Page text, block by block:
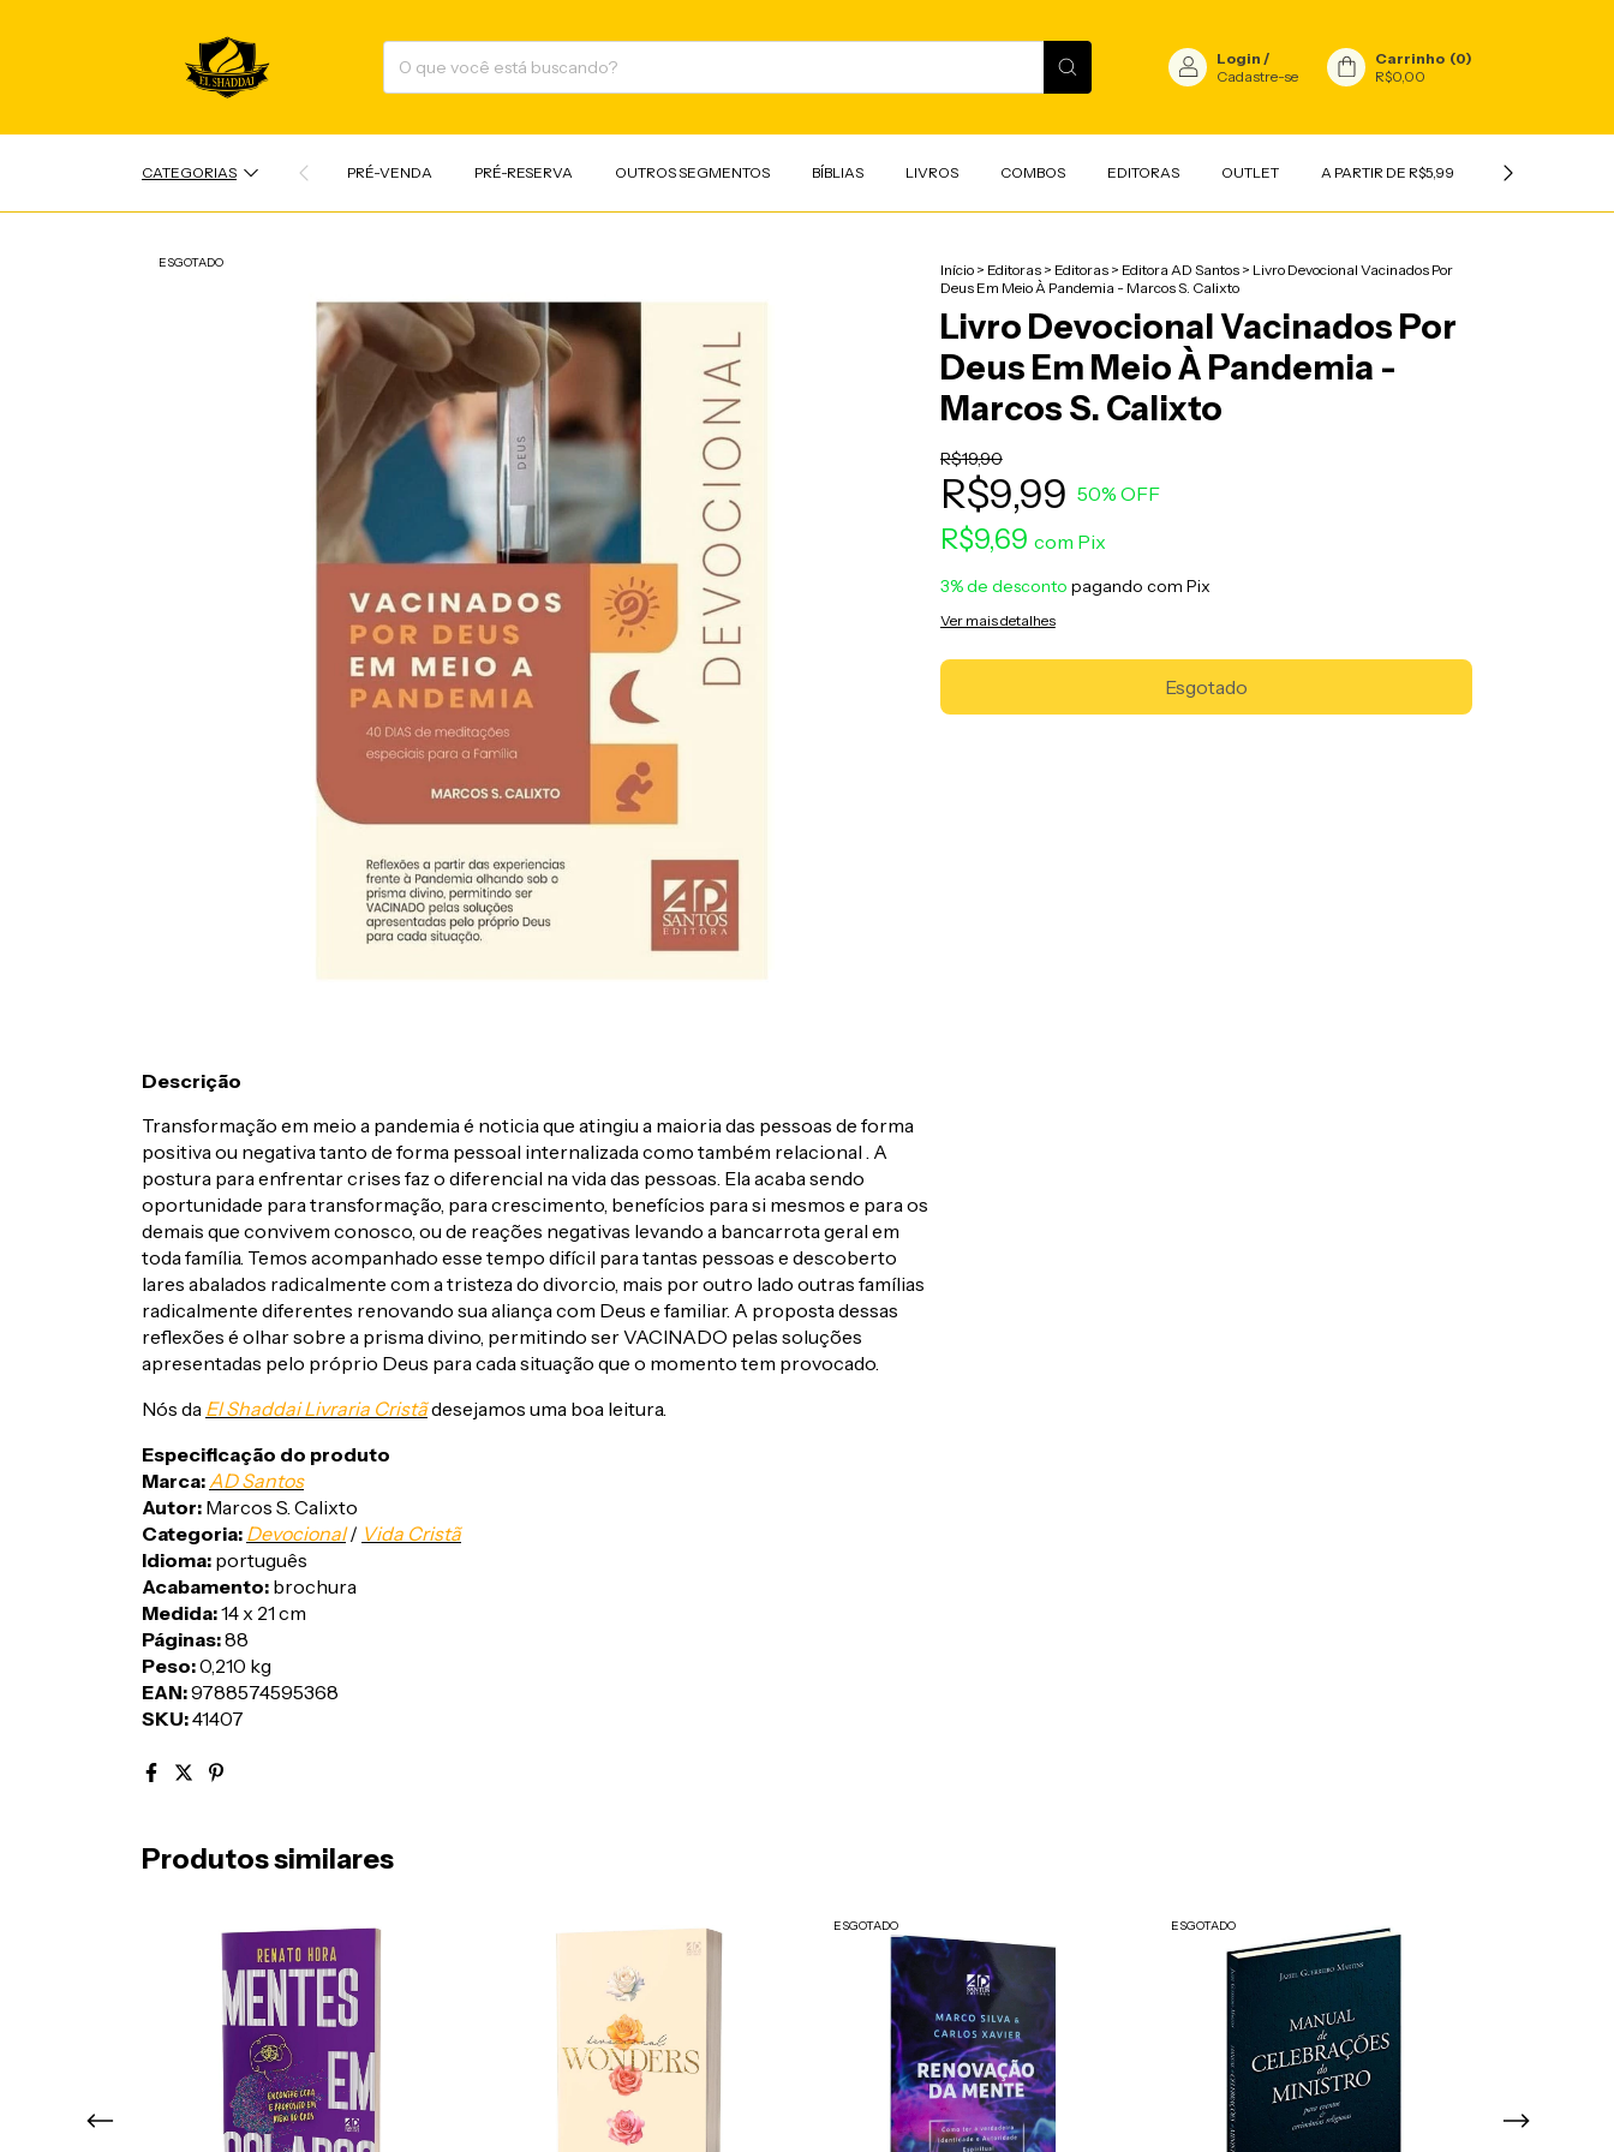
Login /
Cadastre-se
Carrinho (0)
R$0,00
CATEGORIAS PRÉ-VENDA PRÉ-RESERVA OUTROS SEGMENTOS BÍBLIAS LIVROS COMBOS EDITORAS OUTLET A PARTIR DE R$5,99 INFANTIL
ESGOTADO Início > Editoras > Editoras > Editora AD Santos > Livro Devocional Vacinados Por
Deus Em Meio À Pandemia - Marcos S. Calixto
Livro Devocional Vacinados Por
Deus Em Meio À Pandemia -
Marcos S. Calixto
R$19,90
R$9,99 50% OFF
R$9,69 com Pix
3% de desconto pagando com Pix
Ver mais detalhes
Descrição
Transformação em meio a pandemia é noticia que atingiu a maioria das pessoas de forma
positiva ou negativa tanto de forma pessoal internalizada como também relacional . A
postura para enfrentar crises faz o diferencial na vida das pessoas. Ela acaba sendo
oportunidade para transformação, para crescimento, benefícios para si mesmos e para os
demais que convivem conosco, ou de reações negativas levando a bancarrota geral em
toda família. Temos acompanhado esse tempo difícil para tantas pessoas e descoberto
lares abalados radicalmente com a tristeza do divorcio, mais por outro lado outras famílias
radicalmente diferentes renovando sua aliança com Deus e familiar. A proposta dessas
reflexões é olhar sobre a prisma divino, permitindo ser VACINADO pelas soluções
apresentadas pelo próprio Deus para cada situação que o momento tem provocado.
Nós da El Shaddai Livraria Cristãdesejamos uma boa leitura.
Especificação do produto
Marca: AD Santos
Autor: Marcos S. Calixto
Categoria: Devocional/ Vida Cristã
Idioma: português
Acabamento: brochura
Medida:14 x 21 cm
Páginas:88
Peso:0,210 kg
EAN:9788574595368
SKU:41407
Produtos similares
ESGOTADO ESGOTADO